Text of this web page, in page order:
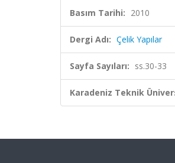
Basım Tarihi: 2010
Dergi Adı: Çelik Yapılar
Sayfa Sayıları: ss.30-33
Karadeniz Teknik